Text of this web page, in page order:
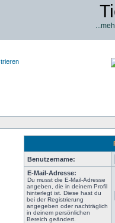
Benutzername:
E-Mail-Adresse:
Du musst die E-Mail-Adresse
angeben, die in deinem Profil
hinterlegt ist. Diese hast du
bei der Registrierung
angegeben oder nachträglich
in deinem persönlichen
Bereich geändert.